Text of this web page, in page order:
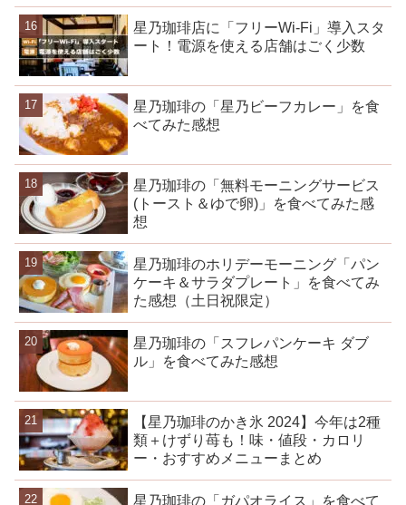
星乃珈琲店に「フリーWi-Fi」導入スタ
ート！電源を使える店舗はごく少数
星乃珈琲の「星乃ビーフカレー」を食
べてみた感想
星乃珈琲の「無料モーニングサービス
(トースト＆ゆで卵)」を食べてみた感
想
星乃珈琲のホリデーモーニング「パン
ケーキ＆サラダプレート」を食べてみ
た感想（土日祝限定）
星乃珈琲の「スフレパンケーキ ダブ
ル」を食べてみた感想
【星乃珈琲のかき氷 2024】今年は2種
類＋けずり苺も！味・値段・カロリ
ー・おすすめメニューまとめ
星乃珈琲の「ガパオライス」を食べて